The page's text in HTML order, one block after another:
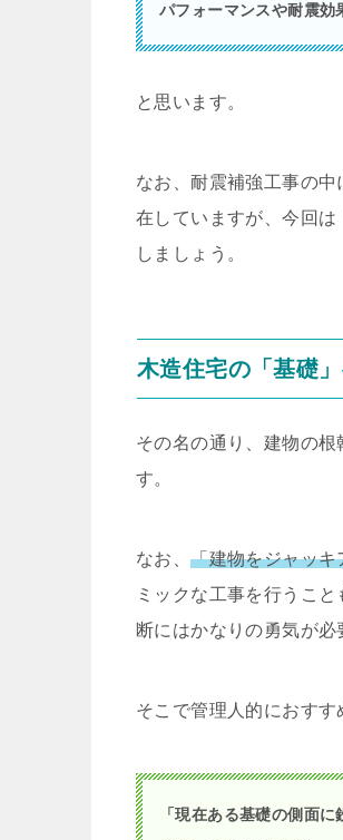
パフォーマンスや耐震効
と思います。
なお、耐震補強工事の
在していますが、今回は
しましょう。
木造住宅の「基礎
その名の通り、建物の
す。
なお、「建物をジャッキ
ミックな工事を行うこ
断にはかなりの勇気が必
そこで管理人的におすす
「現在ある基礎の側面